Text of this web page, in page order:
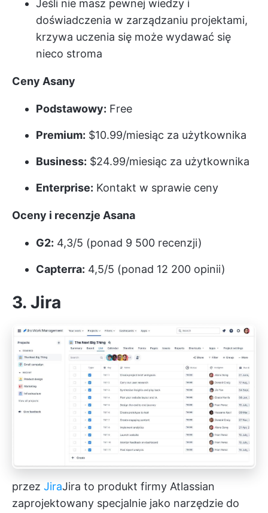
Jeśli nie masz pewnej wiedzy i
doświadczenia w zarządzaniu projektami,
krzywa uczenia się może wydawać się
nieco stroma
Ceny Asany
Podstawowy: Free
Premium: $10.99/miesiąc za użytkownika
Business: $24.99/miesiąc za użytkownika
Enterprise: Kontakt w sprawie ceny
Oceny i recenzje Asana
G2: 4,3/5 (ponad 9 500 recenzji)
Capterra: 4,5/5 (ponad 12 200 opinii)
3. Jira
przez JiraJira to produkt firmy Atlassian
zaprojektowany specjalnie jako narzędzie do